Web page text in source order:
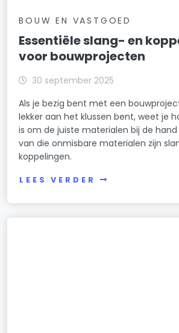
BOUW EN VASTGOED
Essentiële slang- en
voor bouwprojecten
30 september 2025
Als je bezig bent met een
lekker aan het klussen bent, weet je
is om de juiste materialen bij de hand
van die onmisbare materialen zijn
koppelingen.
LEES VERDER